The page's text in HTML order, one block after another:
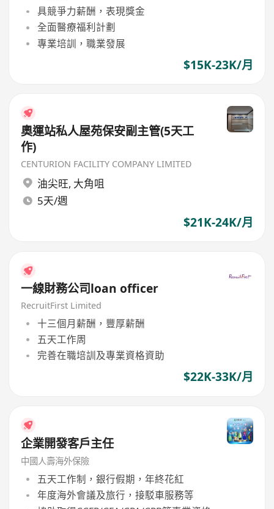
具競爭力薪酬，表現獎金
全面醫療福利計劃
專業培訓，職業發展
$15K-23K/月
奧運站私人屋苑保安副主管(5天工
作)
CENTURION FACILITY COMPANY LIMITED
油尖旺, 大角咀
5天/週
$21K-24K/月
一線財務公司loan officer
RecruitFirst Limited
十三個月薪酬，豐厚薪酬
五天工作周
完善在職培訓及專業資格資助
$22K-33K/月
企業開發客戶主任
中國人壽海外保險
五天工作制，銀行假期，年終花紅
年度海外會議及旅行，接駁車服務等